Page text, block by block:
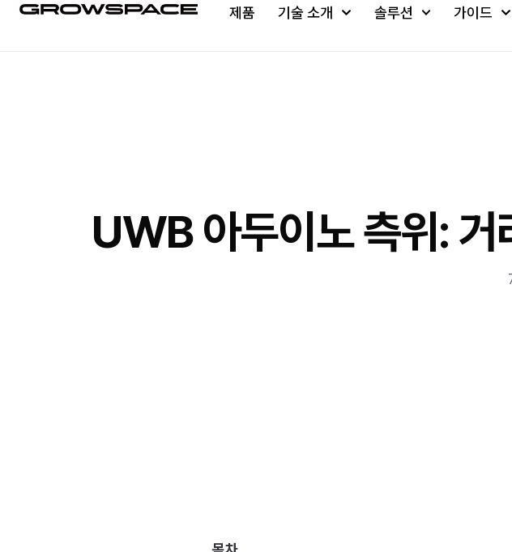
제품 기술 소개 솔루션 가이드
UWB 아두이노 측위: 거